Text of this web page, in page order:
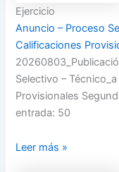
Ejercicio
Anuncio – Proceso
Calificaciones
Selectivo –
Provisionales
entrada: 50
Leer más »